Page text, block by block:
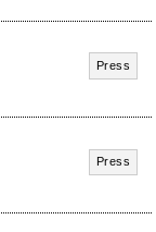
Press
Press